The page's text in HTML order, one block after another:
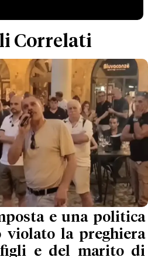
Correlati
e una politica
violato la preghiera
e del marito di